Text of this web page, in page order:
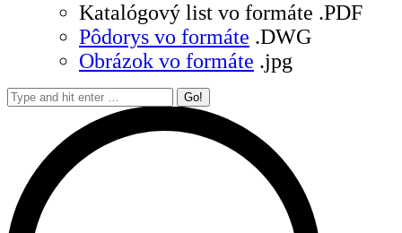
Katalógový list vo formáte .PDF
Pôdorys vo formáte .DWG
Obrázok vo formáte .jpg
Search: